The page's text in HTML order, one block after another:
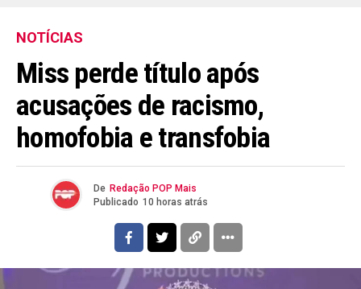
NOTÍCIAS
Miss perde título após
acusações de racismo,
homofobia e transfobia
De Redação POP Mais
Publicado 10 horas atrás